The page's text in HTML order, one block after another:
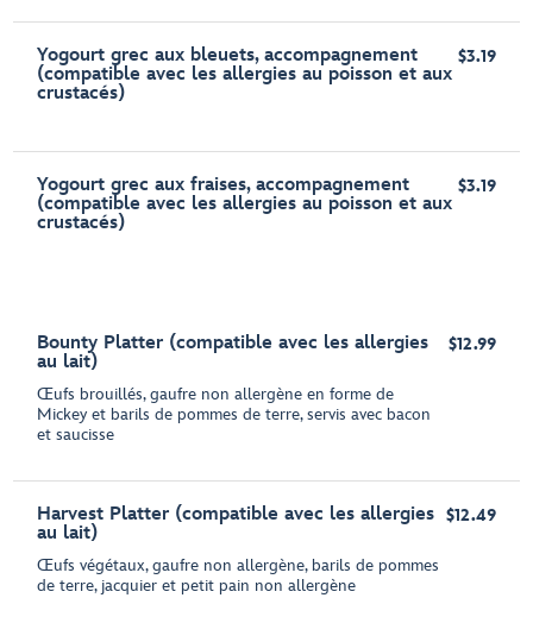
Yogourt grec aux bleuets, accompagnement
(compatible avec les allergies au poisson et aux
crustacés)
$3.19
Yogourt grec aux fraises, accompagnement
(compatible avec les allergies au poisson et aux
crustacés)
$3.19
Bounty Platter (compatible avec les allergies
au lait)
Œufs brouillés, gaufre non allergène en forme de
Mickey et barils de pommes de terre, servis avec bacon
et saucisse
$12.99
Harvest Platter (compatible avec les allergies
au lait)
Œufs végétaux, gaufre non allergène, barils de pommes
de terre, jacquier et petit pain non allergène
$12.49